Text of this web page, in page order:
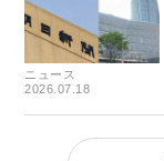
ニュース
2026.07.18